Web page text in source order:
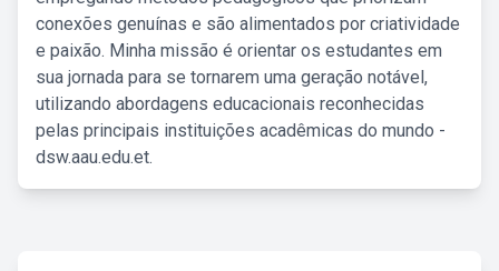
conexões genuínas e são alimentados por criatividade
e paixão. Minha missão é orientar os estudantes em
sua jornada para se tornarem uma geração notável,
utilizando abordagens educacionais reconhecidas
pelas principais instituições acadêmicas do mundo -
dsw.aau.edu.et.